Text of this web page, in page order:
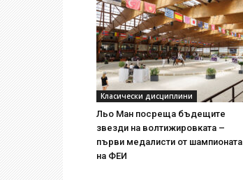
Класически дисциплини
Льо Ман посреща бъдещите
звезди на волтижировката –
първи медалисти от шампионата
на ФЕИ